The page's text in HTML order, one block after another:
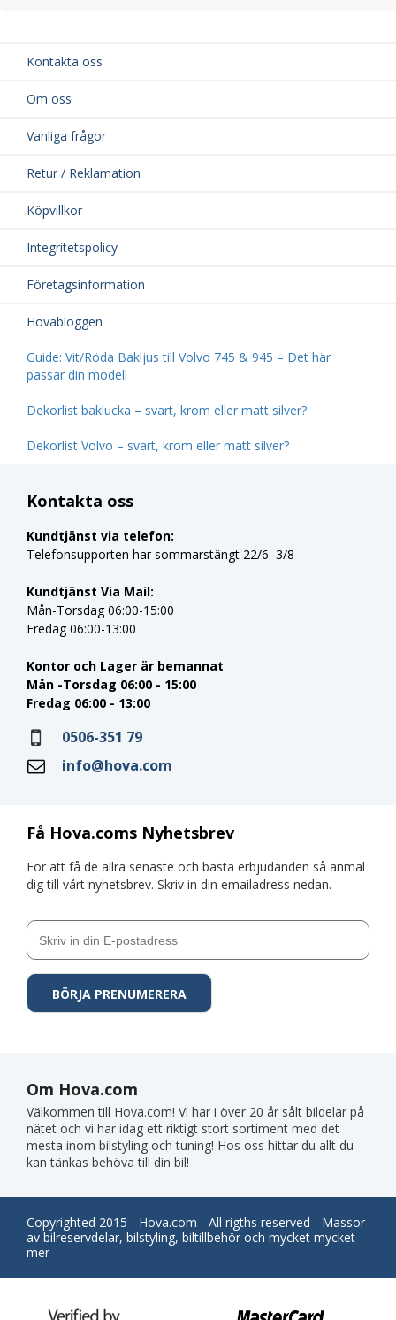
Kontakta oss
Om oss
Vanliga frågor
Retur / Reklamation
Köpvillkor
Integritetspolicy
Företagsinformation
Hovabloggen
Guide: Vit/Röda Bakljus till Volvo 745 & 945 – Det här
passar din modell
Dekorlist baklucka – svart, krom eller matt silver?
Dekorlist Volvo – svart, krom eller matt silver?
Få Hova.coms Nyhetsbrev
För att få de allra senaste och bästa erbjudanden så anmäl
dig till vårt nyhetsbrev. Skriv in din emailadress nedan.
Kontakta oss
Kundtjänst via telefon:
Telefonsupporten har sommarstängt 22/6–3/8
Kundtjänst Via Mail:
Mån-Torsdag 06:00-15:00
Fredag 06:00-13:00
Kontor och Lager är bemannat
Mån -Torsdag 06:00 - 15:00
Fredag 06:00 - 13:00
0506-351 79
info@hova.com
Om Hova.com
Välkommen till Hova.com! Vi har i över 20 år sålt bildelar på
nätet och vi har idag ett riktigt stort sortiment med det
mesta inom bilstyling och tuning! Hos oss hittar du allt du
kan tänkas behöva till din bil!
Copyrighted 2015 - Hova.com - All rigths reserved - Massor
av bilreservdelar, bilstyling, biltillbehör och mycket mycket
mer